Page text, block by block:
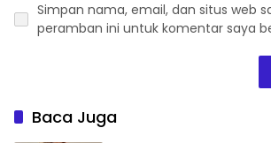
Simpan nama, email, dan situs web
peramban ini untuk komentar saya
Baca Juga